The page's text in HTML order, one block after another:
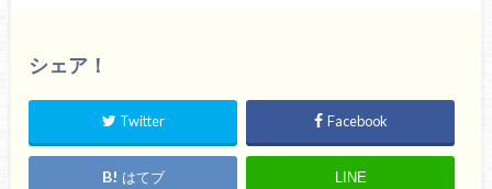
シェア！
Twitter Facebook
はてブ LINE